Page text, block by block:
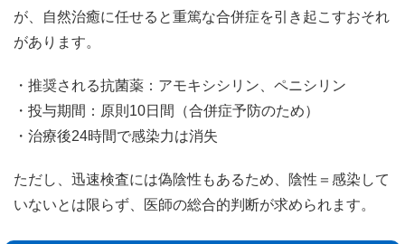
が、自然治癒に任せると重篤な合併症を引き起こすおそれ
があります。
・推奨される抗菌薬：アモキシシリン、ペニシリン
・投与期間：原則10日間（合併症予防のため）
・治療後24時間で感染力は消失
ただし、迅速検査には偽陰性もあるため、陰性＝感染して
いないとは限らず、医師の総合的判断が求められます。